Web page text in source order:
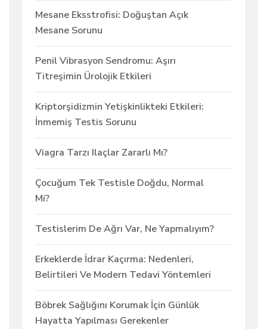
Mesane Eksstrofisi: Doğuştan Açık
Mesane Sorunu
Penil Vibrasyon Sendromu: Aşırı
Titreşimin Ürolojik Etkileri
Kriptorşidizmin Yetişkinlikteki Etkileri:
İnmemiş Testis Sorunu
Viagra Tarzı Ilaçlar Zararlı Mı?
Çocuğum Tek Testisle Doğdu, Normal
Mi?
Testislerim De Ağrı Var, Ne Yapmalıyım?
Erkeklerde İdrar Kaçırma: Nedenleri,
Belirtileri Ve Modern Tedavi Yöntemleri
Böbrek Sağlığını Korumak İçin Günlük
Hayatta Yapılması Gerekenler